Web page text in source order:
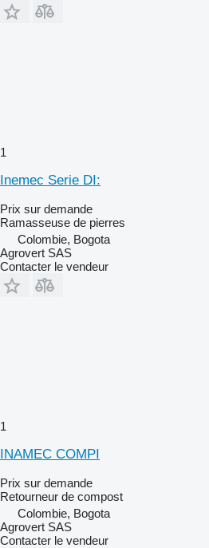
1
Inemec Serie DI:
Prix sur demande
Ramasseuse de pierres
Colombie, Bogota
Agrovert SAS
Contacter le vendeur
1
INAMEC COMPI
Prix sur demande
Retourneur de compost
Colombie, Bogota
Agrovert SAS
Contacter le vendeur